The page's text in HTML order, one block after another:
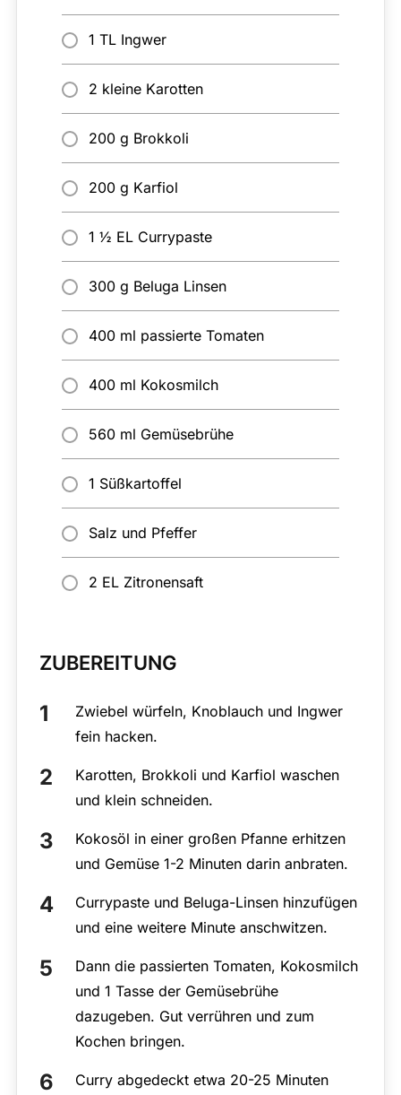
1 TL Ingwer
2 kleine Karotten
200 g Brokkoli
200 g Karfiol
1 ½ EL Currypaste
300 g Beluga Linsen
400 ml passierte Tomaten
400 ml Kokosmilch
560 ml Gemüsebrühe
1 Süßkartoffel
Salz und Pfeffer
2 EL Zitronensaft
ZUBEREITUNG
Zwiebel würfeln, Knoblauch und Ingwer
fein hacken.
Karotten, Brokkoli und Karfiol waschen
und klein schneiden.
Kokosöl in einer großen Pfanne erhitzen
und Gemüse 1-2 Minuten darin anbraten.
Currypaste und Beluga-Linsen hinzufügen
und eine weitere Minute anschwitzen.
Dann die passierten Tomaten, Kokosmilch
und 1 Tasse der Gemüsebrühe
dazugeben. Gut verrühren und zum
Kochen bringen.
Curry abgedeckt etwa 20-25 Minuten